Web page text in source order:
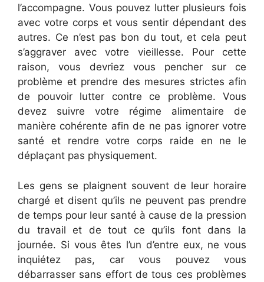
l’accompagne. Vous pouvez lutter plusieurs fois
avec votre corps et vous sentir dépendant des
autres. Ce n’est pas bon du tout, et cela peut
s’aggraver avec votre vieillesse. Pour cette
raison, vous devriez vous pencher sur ce
problème et prendre des mesures strictes afin
de pouvoir lutter contre ce problème. Vous
devez suivre votre régime alimentaire de
manière cohérente afin de ne pas ignorer votre
santé et rendre votre corps raide en ne le
déplaçant pas physiquement.
Les gens se plaignent souvent de leur horaire
chargé et disent qu’ils ne peuvent pas prendre
de temps pour leur santé à cause de la pression
du travail et de tout ce qu’ils font dans la
journée. Si vous êtes l’un d’entre eux, ne vous
inquiétez pas, car vous pouvez vous
débarrasser sans effort de tous ces problèmes